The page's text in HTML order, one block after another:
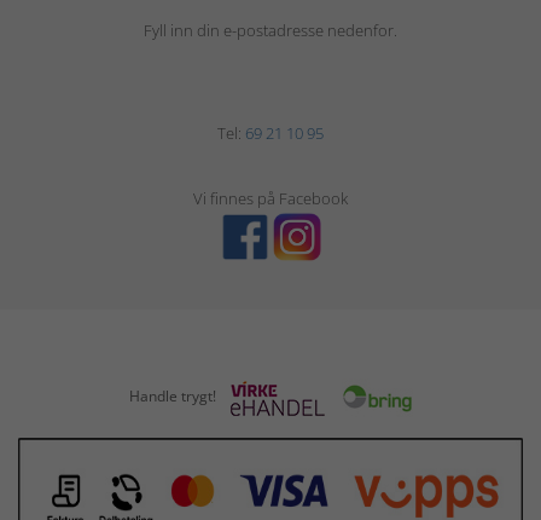
Fyll inn din e-postadresse nedenfor.
Tel: 69 21 10 95
Vi finnes på Facebook
Handle trygt!